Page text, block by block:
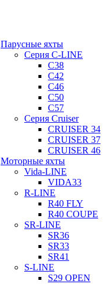
Парусные яхты
Серия C-LINE
C38
C42
C46
C50
C57
Серия Cruiser
CRUISER 34
CRUISER 37
CRUISER 46
Моторные яхты
Vida-LINE
VIDA33
R-LINE
R40 FLY
R40 COUPE
SR-LINE
SR36
SR33
SR41
S-LINE
S29 OPEN